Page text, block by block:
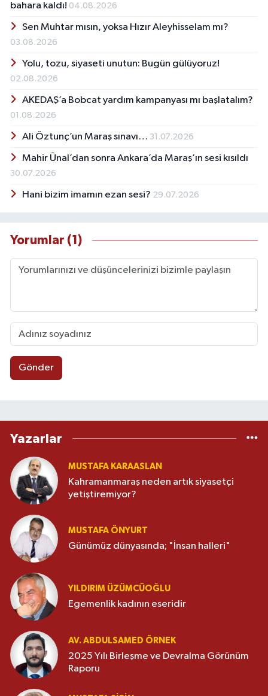
bahara kaldı! 04.08.2026
Sen Muhtar mısın, yoksa Hızır Aleyhisselam mı?
03.08.2026
Yolu, tozu, siyaseti unutun: Bugün gülüyoruz!
02.08.2026
AKEDAŞ’a Bobcat yardım kampanyası mı başlatalım?
01.08.2026
Ali Öztunç’un Maraş sınavı… 31.07.2026
Mahir Ünal’dan sonra Ankara’da Maraş’ın sesi kısıldı
30.07.2026
Hani bizim imamın ezan sesi? 29.07.2026
Yorumlar (1)
Gönder
Yazarlar
MUSTAFA KARAASLAN
Kahramanmaraş neden artık siyasetçi
yetiştiremiyor?
MUSTAFA ÖNYURT
Günümüz dünyasında; "İnsan halleri"
YILDIRIM ÜZÜMCÜOĞLU
Egemenlik kadının eseridir
AV. ABDULSAMED ÖRNEK
2025 Yılı Birleşme ve Devralma Görünüm
Raporu